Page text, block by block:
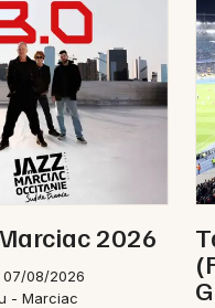
2026
08/2026
- Marciac